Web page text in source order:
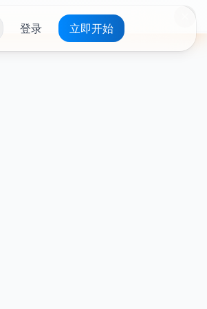
登录 立即开始